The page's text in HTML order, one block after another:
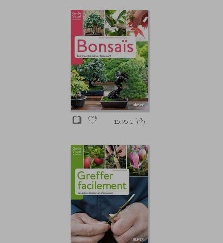
15.95 €